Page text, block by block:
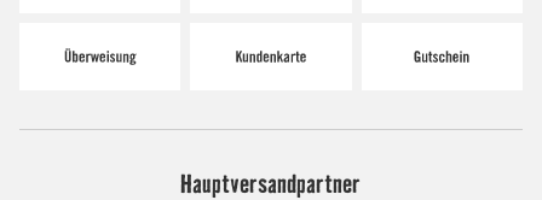
Hauptversandpartner